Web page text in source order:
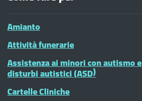
Amianto
Attività funerarie
Assistenza ai minori con autismo e
disturbi autistici (ASD)
Cartelle Cliniche